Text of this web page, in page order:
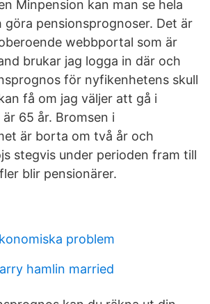
Minpension kan man se hela
göra pensionsprognoser. Det är
webbportal som är
brukar jag logga in där och
för nyfikenhetens skull
få om jag väljer att gå i
65 år. Bromsen i
är borta om två år och
stegvis under perioden fram till
blir pensionärer.
problem
hamlin married